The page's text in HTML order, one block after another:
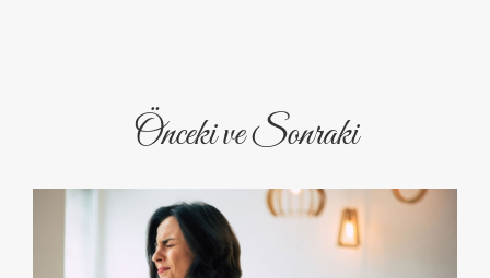
Önceki ve Sonraki